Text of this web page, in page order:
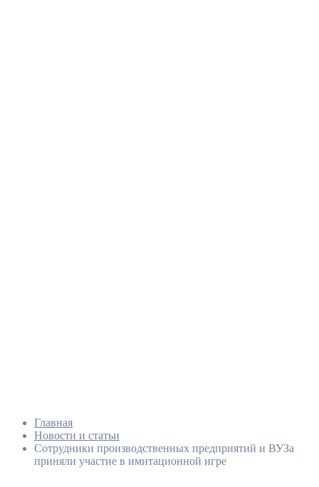
Главная
Новости и статьи
Сотрудники производственных предприятий и ВУЗа
приняли участие в имитационной игре